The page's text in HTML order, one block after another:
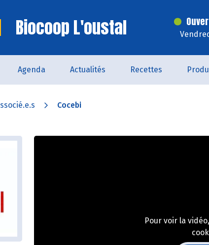
Biocoop L'oustal
Agenda Actualités Recettes
Cocebi
Pour voir la